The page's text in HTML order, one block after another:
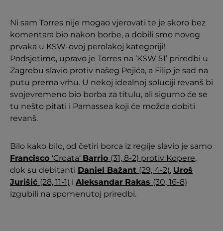
Ni sam Torres nije mogao vjerovati te je skoro bez
komentara bio nakon borbe, a dobili smo novog
prvaka u KSW-ovoj perolakoj kategoriji!
Podsjetimo, upravo je Torres na ‘KSW 51’ priredbi u
Zagrebu slavio protiv našeg Pejića, a Filip je sad na
putu prema vrhu. U nekoj idealnoj soluciji revanš bi
svojevremeno bio borba za titulu, ali sigurno će se
tu nešto pitati i Parnassea koji će možda dobiti
revanš.
Bilo kako bilo, od četiri borca iz regije slavio je samo
Francisco ‘Croata’ Barrio (31, 8-2) protiv Kopere,
dok su debitanti Daniel Bažant (29, 4-2), Uroš
Jurišić (28, 11-1) i Aleksandar Rakas (30, 16-8)
izgubili na spomenutoj priredbi.